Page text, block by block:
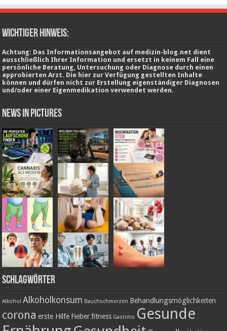
wichtiger Hinweis:
Achtung: Das Informationsangebot auf medizin-blog.net dient
ausschließlich Ihrer Information und ersetzt in keinem Fall eine
persönliche Beratung, Untersuchung oder Diagnose durch einen
approbierten Arzt. Die hier zur Verfügung gestellten Inhalte
können und dürfen nicht zur Erstellung eigenständiger Diagnosen
und/oder einer Eigenmedikation verwendet werden.
News in Pictures
Schlagwörter
Alkohol Alkoholkonsum Bauchschmerzen Behandlungsmöglichkeiten
corona erste Hilfe Fieber fitness Gastritis Gesunde